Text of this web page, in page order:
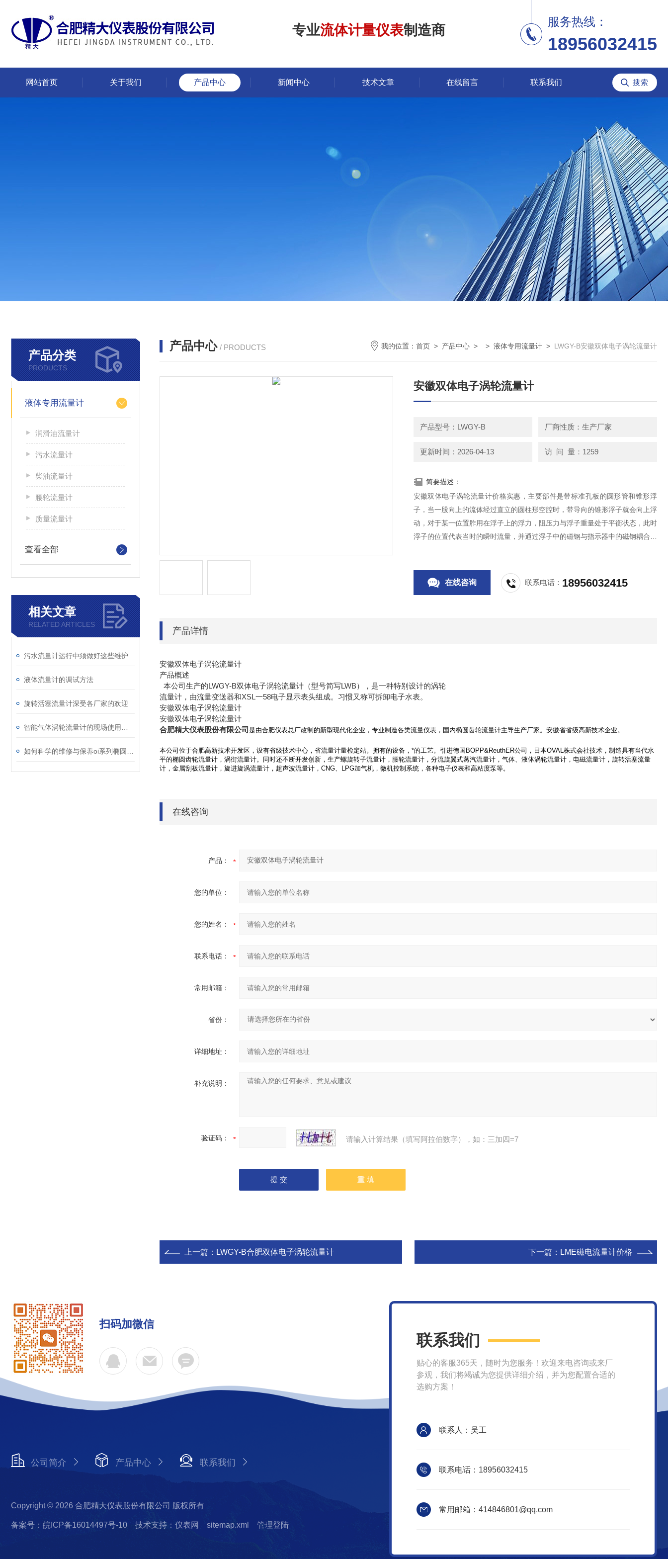
专业流体计量仪表制造商
服务热线：
18956032415
网站首页 关于我们 产品中心 新闻中心 技术文章 在线留言 联系我们
产品分类
PRODUCTS
液体专用流量计
润滑油流量计
污水流量计
柴油流量计
腰轮流量计
质量流量计
查看全部
相关文章
RELATED ARTICLES
污水流量计运行中须做好这些维护
液体流量计的调试方法
旋转活塞流量计深受各厂家的欢迎
产品中心 / PRODUCTS 我的位置： 首页 > 产品中心 > > 液体专用流量计 > LWGY-B安徽双体电子涡轮流量计
安徽双体电子涡轮流量计
产品型号：LWGY-B 厂商性质：生产厂家
更新时间：2026-04-13 访 问 量：1259
简要描述：
安徽双体电子涡轮流量计价格实惠，主要部件是带标准孔板的圆形管和锥形浮
子，当一股向上的流体经过直立的圆柱形空腔时，带导向的锥形浮子就会向上浮
动，对于某一位置胙用在浮子上的浮力，阻压力与浮子重量处于平衡状态，此时
浮子的位置代表当时的瞬时流量，并通过浮子中的磁钢与指示器中的磁钢耦合联
在线咨询 联系电话： 18956032415
产品详情
安徽双体电子涡轮流量计
产品概述
本公司生产的LWGY-B双体电子涡轮流量计（型号简写LWB），是一种特别设计的涡轮
流量计，由流量变送器和XSL一58电子显示表头组成。习惯又称可拆卸电子水表。
安徽双体电子涡轮流量计
安徽双体电子涡轮流量计
合肥精大仪表股份有限公司 是由合肥仪表总厂改制的新型现代化企业，专业制造各类流量仪表，国内椭圆齿轮流量计主导生产厂家。安徽省省级高新技术企业。
本公司位于合肥高新技术开发区，设有省级技术中心，省流量计量检定站。拥有的设备，*的工艺。引进德国BOPP&ReuthER公司，日本OVAL株式会社技术，制造具有当代水
平的椭圆齿轮流量计，涡街流量计。同时还不断开发创新，生产螺旋转子流量计，腰轮流量计，分流旋翼式蒸汽流量计，气体、液体涡轮流量计，电磁流量计，旋转活塞流量
计，金属刮板流量计，旋进旋涡流量计，超声波流量计，CNG、LPG加气机，微机控制系统，各种电子仪表和高粘度泵等。
在线咨询
产品：
您的单位：
您的姓名：
联系电话：
常用邮箱：
省份：
详细地址：
补充说明：
验证码： 请输入计算结果（填写阿拉伯数字），如：三加四=7
上一篇： LWGY-B合肥双体电子涡轮流量计 下一篇： LME磁电流量计价格
扫码加微信
公司简介 产品中心 联系我们
Copyright © 2026 合肥精大仪表股份有限公司 版权所有
备案号：皖ICP备16014497号-10 技术支持：仪表网 sitemap.xml 管理登陆
联系我们
贴心的客服365天，随时为您服务！欢迎来电咨询或来厂
参观，我们将竭诚为您提供详细介绍，并为您配置合适的
选购方案！
联系人：吴工
联系电话：18956032415
常用邮箱：414846801@qq.com